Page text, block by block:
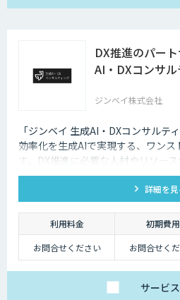
DX推進のパー
AI・DXコンサル
ジンベイ株式会社
「ジンベイ 生成AI・DXコンサルテ
効率化を生成AIで実現する、ワン
す。DX推進に必要な人材やリソー
を解決し、業務課題の特定からソ
で一括でサポートします。
詳細を見
利用料金 初期費用
お問合せください
お問合せく
サービス